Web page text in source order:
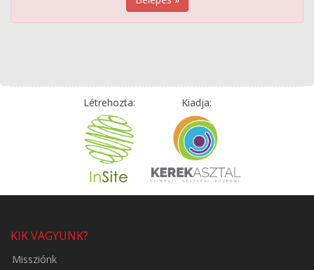
Létrehozta: Kiadja:
KIK VAGYUNK?
Missziónk